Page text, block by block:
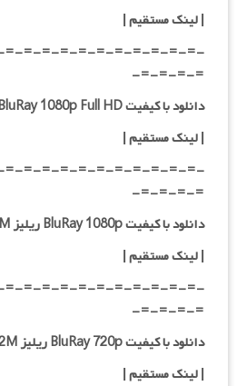
| لینک مستقیم|
=-=-=-=-=-=-=-=-=-=-
=-=-=-=-
دانلود با کیفیت BluRay 1080p Full HD ریلیز F2M
|لینک مستقیم|
=-=-=-=-=-=-=-=-=-=-
=-=-=-=-
دانلود با کیفیت BluRay 1080p ریلیز F2M
|لینک مستقیم|
=-=-=-=-=-=-=-=-=-=-
=-=-=-=-
دانلود با کیفیت BluRay 720p ریلیز F2M
| لینک مستقیم|